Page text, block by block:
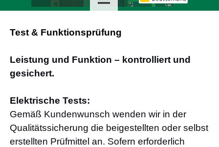
Test & Funktionsprüfung
Leistung und Funktion – kontrolliert und
gesichert.
Elektrische Tests:
Gemäß Kundenwunsch wenden wir in der
Qualitätssicherung die beigestellten oder selbst
erstellten Prüfmittel an. Sofern erforderlich